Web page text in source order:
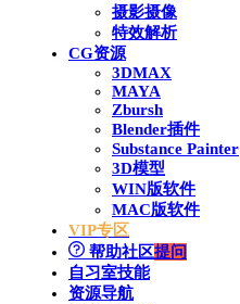
摄影摄像
特效解析
CG资源
3DMAX
MAYA
Zbursh
Blender插件
Substance Painter
3D模型
WIN版软件
MAC版软件
VIP专区
帮助社区提问
自习室技能
资源导航